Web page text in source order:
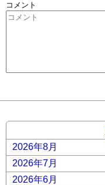
コメント
2026年8月
2026年7月
2026年6月